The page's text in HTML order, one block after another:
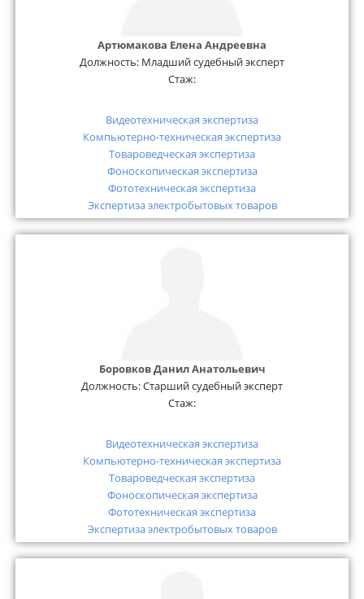
Артюмакова Елена Андреевна
Должность: Младший судебный эксперт
Стаж:
Видеотехническая экспертиза
Компьютерно-техническая экспертиза
Товароведческая экспертиза
Фоноскопическая экспертиза
Фототехническая экспертиза
Экспертиза электробытовых товаров
Боровков Данил Анатольевич
Должность:Старший судебный эксперт
Стаж:
Видеотехническая экспертиза
Компьютерно-техническая экспертиза
Товароведческая экспертиза
Фоноскопическая экспертиза
Фототехническая экспертиза
Экспертиза электробытовых товаров